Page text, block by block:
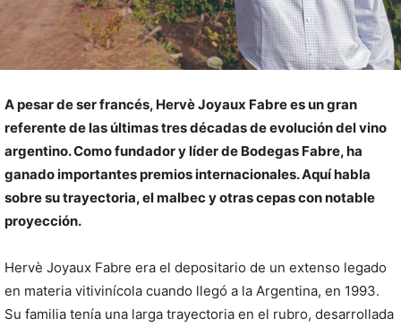
A pesar de ser francés, Hervè Joyaux Fabre es un gran
referente de las últimas tres décadas de evolución del vino
argentino. Como fundador y líder de Bodegas Fabre, ha
ganado importantes premios internacionales. Aquí habla
sobre su trayectoria, el malbec y otras cepas con notable
proyección.
Hervè Joyaux Fabre era el depositario de un extenso legado
en materia vitivinícola cuando llegó a la Argentina, en 1993.
Su familia tenía una larga trayectoria en el rubro, desarrollada